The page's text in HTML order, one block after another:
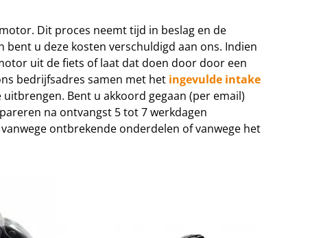
Dit proces neemt tijd in beslag en de
u deze kosten verschuldigd aan ons. Indien
uit de fiets of laat dat doen door door een
bedrijfsadres samen met het ingevulde intake
Bent u akkoord gegaan (per email)
na ontvangst 5 tot 7 werkdagen
ontbrekende onderdelen of vanwege het